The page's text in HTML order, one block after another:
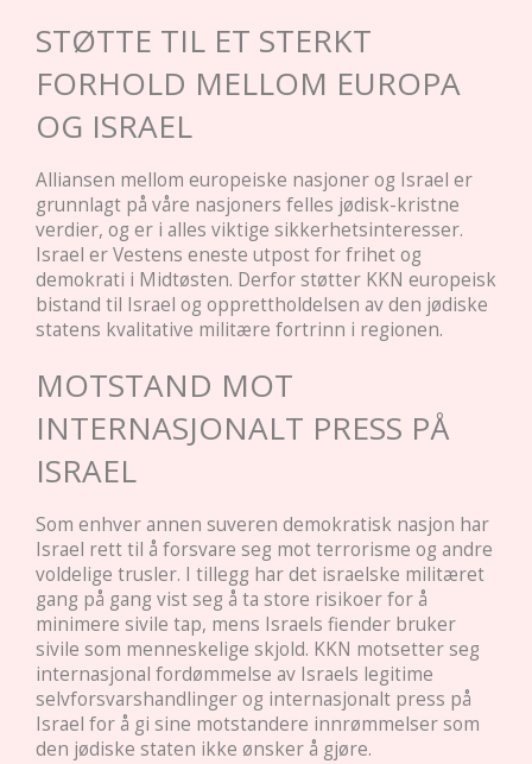
STØTTE TIL ET STERKT
FORHOLD MELLOM EUROPA
OG ISRAEL
Alliansen mellom europeiske nasjoner og Israel er
grunnlagt på våre nasjoners felles jødisk-kristne
verdier, og er i alles viktige sikkerhetsinteresser.
Israel er Vestens eneste utpost for frihet og
demokrati i Midtøsten. Derfor støtter KKN europeisk
bistand til Israel og opprettholdelsen av den jødiske
statens kvalitative militære fortrinn i regionen.
MOTSTAND MOT
INTERNASJONALT PRESS PÅ
ISRAEL
Som enhver annen suveren demokratisk nasjon har
Israel rett til å forsvare seg mot terrorisme og andre
voldelige trusler. I tillegg har det israelske militæret
gang på gang vist seg å ta store risikoer for å
minimere sivile tap, mens Israels fiender bruker
sivile som menneskelige skjold. KKN motsetter seg
internasjonal fordømmelse av Israels legitime
selvforsvarshandlinger og internasjonalt press på
Israel for å gi sine motstandere innrømmelser som
den jødiske staten ikke ønsker å gjøre.